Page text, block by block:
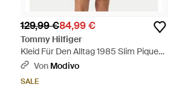
129,99 €84,99 €
Tommy Hilfiger
Kleid Für Den Alltag 1985 Slim Pique
Polo Dress Ss Ww0Ww42048 Slim Fit
Von Modivo
SALE